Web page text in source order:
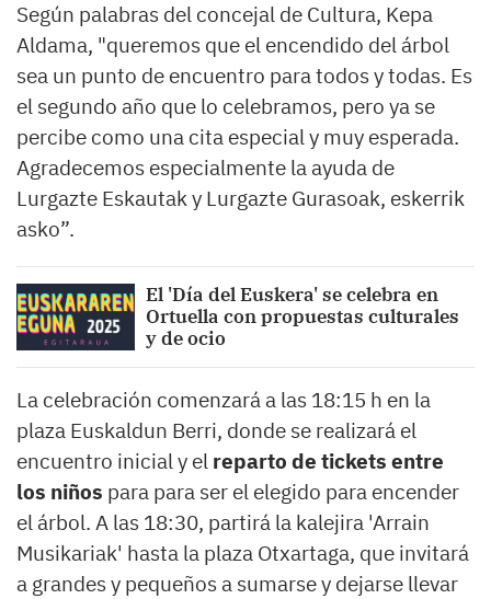
Según palabras del concejal de Cultura, Kepa
Aldama, "queremos que el encendido del árbol
sea un punto de encuentro para todos y todas. Es
el segundo año que lo celebramos, pero ya se
percibe como una cita especial y muy esperada.
Agradecemos especialmente la ayuda de
Lurgazte Eskautak y Lurgazte Gurasoak, eskerrik
asko”.
El 'Día del Euskera' se celebra en
Ortuella con propuestas culturales
y de ocio
La celebración comenzará a las 18:15 h en la
plaza Euskaldun Berri, donde se realizará el
encuentro inicial y el reparto de tickets entre
los niños para para ser el elegido para encender
el árbol. A las 18:30, partirá la kalejira 'Arrain
Musikariak' hasta la plaza Otxartaga, que invitará
a grandes y pequeños a sumarse y dejarse llevar